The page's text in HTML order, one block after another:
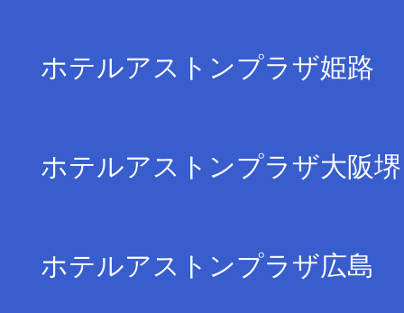
ホテルアストンプラザ姫路
ホテルアストンプラザ大阪堺
ホテルアストンプラザ広島